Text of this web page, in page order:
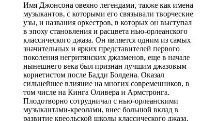
Имя Джонсона овеяно легендами, также как имена
музыкантов, с которыми его связывали творческие
узы, и названия оркестров, в которых он выступал
в эпоху становления и расцвета нью-орлеанского
классического джаза. Он является одним из самых
значительных и ярких представителей первого
поколения негритянских джазменов, еще в начале
нынешнего века был признан лучшим джазовым
корнетистом после Бадди Болдена. Оказал
сильнейшее влияние на многих современников, в
том числе на Кинга Оливера и Армстронга.
Плодотворно сотрудничал с нью-орлеанскими
музыкантами-креолами, внес большой вклад в
развитие креольской школы классического джаза.